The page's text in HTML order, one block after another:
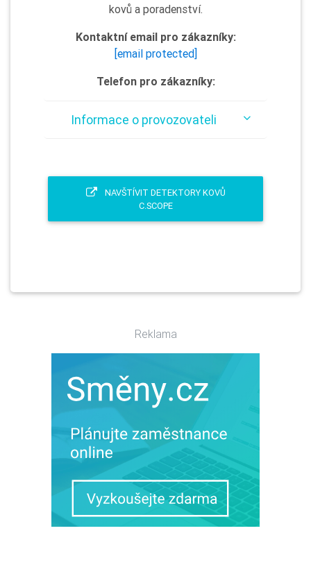
kovů a poradenství.
Kontaktní email pro zákazníky:
[email protected]
Telefon pro zákazníky:
Informace o provozovateli
NAVŠTÍVIT DETEKTORY KOVŮ
C.SCOPE
Reklama